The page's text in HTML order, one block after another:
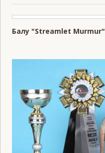
Балу "Streamlet Murmur"